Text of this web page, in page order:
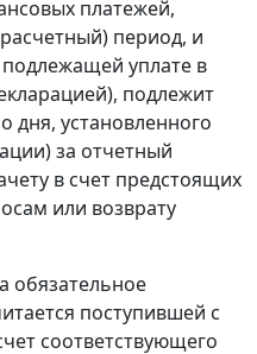
платежей,
период, и
уплате в
подлежит
дня, установленного
за отчетный
в счет предстоящих
или возврату
обязательное
поступившей с
соответствующего